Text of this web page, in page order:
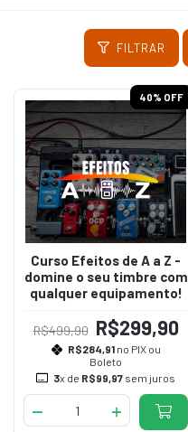
FILTRAR
40% OFF
Curso Efeitos de A a Z -
domine o seu timbre com
qualquer equipamento!
R$499,90 R$299,90
R$284,91no PIX ou
Boleto
3x de R$99,97 sem juros